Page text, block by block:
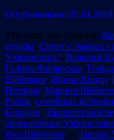
Опубликовано
This entry was posted in
судьбы, Спорт с разных
Узбекистана", Валерий
Галина Филярская,
Шейнман, Ирина Винер,
Петрова, Марина
Рыбак, семейные истории
Бахрами, Ташкентский
гимнастика в
Яна Шейнман on January